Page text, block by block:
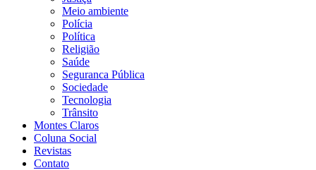
Meio ambiente
Polícia
Política
Religião
Saúde
Seguranca Pública
Sociedade
Tecnologia
Trânsito
Montes Claros
Coluna Social
Revistas
Contato